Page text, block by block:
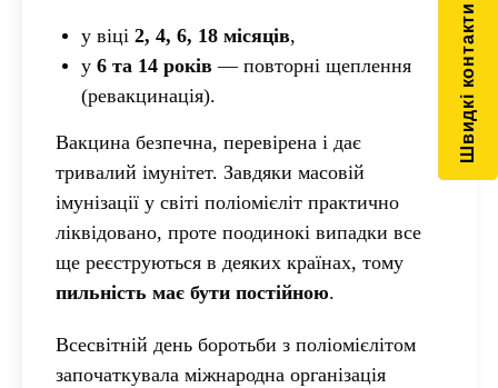
у віці 2, 4, 6, 18 місяців,
у 6 та 14 років— повторні щеплення
(ревакцинація).
Вакцина безпечна, перевірена і дає
тривалий імунітет. Завдяки масовій
імунізації у світі поліомієліт практично
ліквідовано, проте поодинокі випадки все
ще реєструються в деяких країнах, тому
пильність має бути постійною.
Всесвітній день боротьби з поліомієлітом
започаткувала міжнародна організація
Швидкі контакти